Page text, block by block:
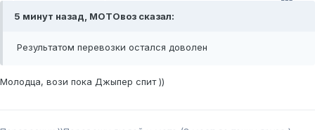
5 минут назад, МОТОвоз сказал:
Результатом перевозки остался доволен
Молодца, вози пока Джыпер спит ))